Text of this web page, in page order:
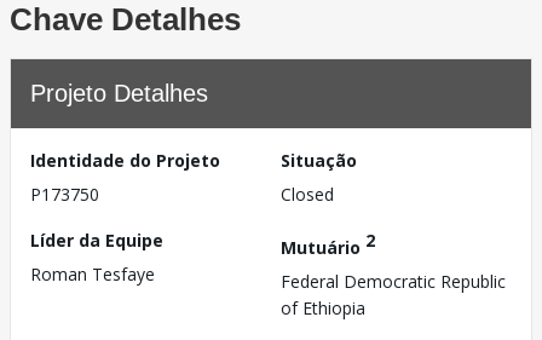
Chave Detalhes
Projeto Detalhes
Identidade do Projeto
P173750
Situação
Closed
Líder da Equipe
Roman Tesfaye
Mutuário 2
Federal Democratic Republic
of Ethiopia